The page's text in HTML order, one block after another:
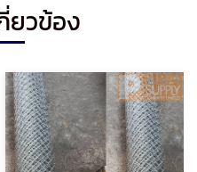
ยวข้อง